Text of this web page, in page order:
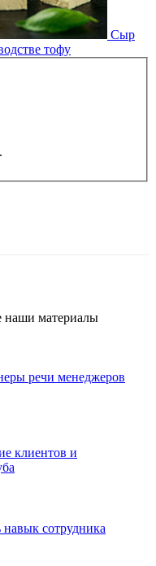
Сыр
тофу
наши материалы
речи менеджеров
клиентов и
сотрудника